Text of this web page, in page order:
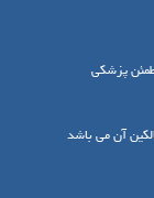
پزشکی